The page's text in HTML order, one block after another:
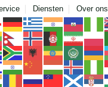
Diensten Over ons